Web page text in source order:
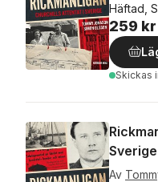
Häftad,
259 kr
Skickas
Sverige
Av